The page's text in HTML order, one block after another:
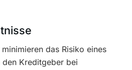
das Risiko eines
Kreditgeber bei